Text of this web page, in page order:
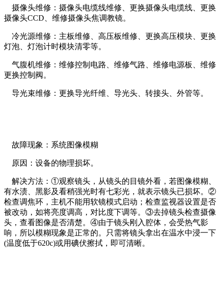
摄像头维修：摄像头电缆线维修、更换摄像头电缆线、更换
摄像头CCD、维修摄像头焦调教镜。
冷光源维修：主板维修、高压板维修、更换高压模块、更换
灯泡、灯泡计时模块清零等。
气腹机维修：维修控制电路、维修气路、维修电源板、维修
更换控制阀。
导光束维修：更换导光纤维、导光头、转接头、外管等。
故障现象：系统图像模糊
原因：设备的物理损坏。
解决方法：①观察镜头，从镜头的目镜外看，若图像模糊、
有水渍、黑影及看稍强光时有七彩光，就表示镜头已损坏。②
检查调焦环，主机不能用软镜模式启动；检查监视器设置是否
被改动，如将亮度调高，对比度下调等。③去掉镜头检查摄像
头，查看图像是否清楚。④由于镜头刚入腔体，会受热气影
响，所以模糊现象是正常的。只需将镜头拿出在温水中浸一下
(温度低于620c)或用碘伏擦拭，即可清晰。